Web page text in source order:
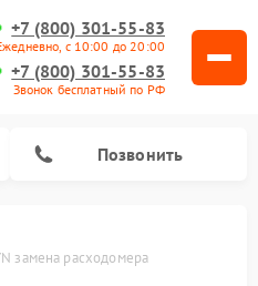
+7 (800) 301-55-83
с 10:00 до 20:00
+7 (800) 301-55-83
Звонок бесплатный по РФ
Позвонить
замена расходомера